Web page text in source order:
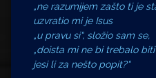
„ne razumijem zašto ti je
uzvratio mi je Isus
„u pravu si“, složio sam se,
„doista mi ne bi trebalo
jesi li za nešto popit?“